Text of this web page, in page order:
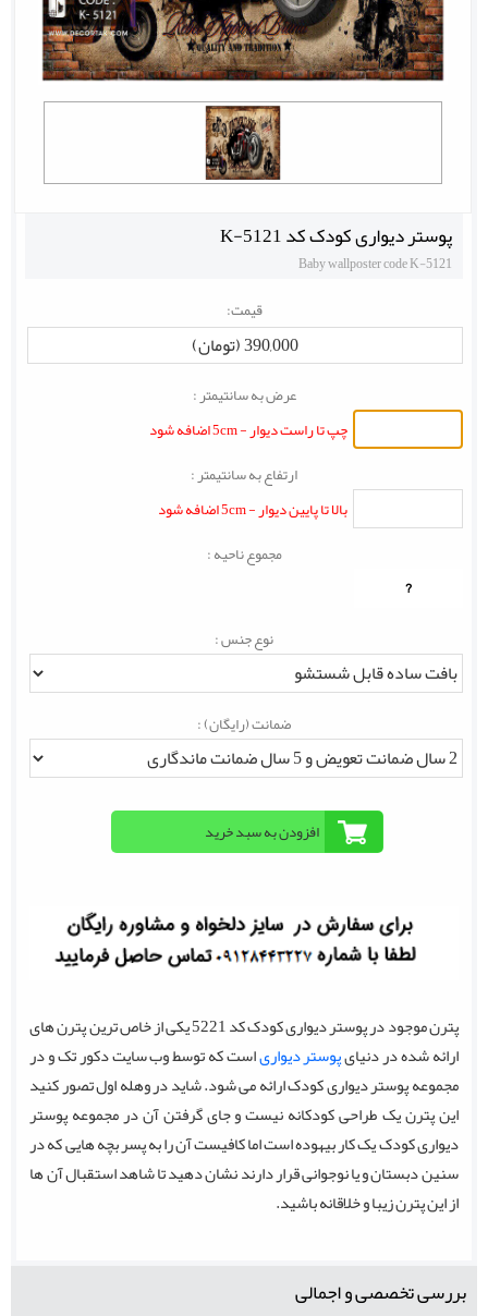
پوستر دیواری کودک کد K-5121
Baby wallposter code K-5121
قیمت:
390,000 (تومان)
عرض به سانتیمتر :
چپ تا راست دیوار - 5cm اضافه شود
ارتفاع به سانتیمتر :
بالا تا پایین دیوار - 5cm اضافه شود
مجموع ناحیه :
?
نوع جنس :
ضمانت (رایگان) :
پترن موجود در پوستر دیواری کودک کد 5221 یکی از خاص ترین پترن های
ارائه شده در دنیایپوستر دیواریاست که توسط وب سایت دکور تک و در
مجموعه پوستر دیواری کودک ارائه می شود. شاید در وهله اول تصور کنید
این پترن یک طراحی کودکانه نیست و جای گرفتن آن در مجموعه پوستر
دیواری کودک یک کار بیهوده است اما کافیست آن را به پسر بچه هایی که در
سنین دبستان و یا نوجوانی قرار دارند نشان دهید تا شاهد استقبال آن ها
از این پترن زیبا و خلاقانه باشید.
بررسی تخصصی و اجمالی